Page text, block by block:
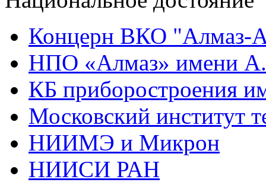
Концерн ВКО "Алмаз-
НПО «Алмаз» имени
КБ приборостроения
Московский институт
НИИМЭ и Микрон
НИИСИ РАН